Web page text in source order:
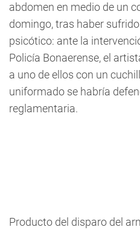
abdomen en medio de un
domingo, tras haber
psicótico: ante la
Policía Bonaerense, el
a uno de ellos con un
uniformado se habría
reglamentaria.
Producto del disparo del